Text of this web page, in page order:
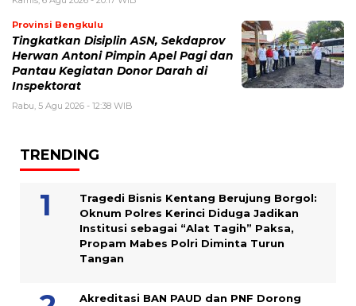
Provinsi Bengkulu
Tingkatkan Disiplin ASN, Sekdaprov
Herwan Antoni Pimpin Apel Pagi dan
Pantau Kegiatan Donor Darah di
Inspektorat
Rabu, 5 Agu 2026 - 12:38 WIB
TRENDING
Tragedi Bisnis Kentang Berujung Borgol:
Oknum Polres Kerinci Diduga Jadikan
Institusi sebagai “Alat Tagih” Paksa,
Propam Mabes Polri Diminta Turun
Tangan
Akreditasi BAN PAUD dan PNF Dorong